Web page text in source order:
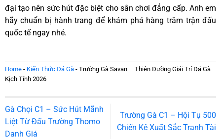
đại tạo nên sức hút đặc biệt cho sân chơi đẳng cấp. Anh em
hãy chuẩn bị hành trang để khám phá hàng trăm trận đấu
quốc tế ngay nhé.
Home- Kiến Thức Đá Gà- Trường Gà Savan – Thiên Đường Giải Trí Đá Gà
Kịch Tính 2026
Gà Chọi C1 – Sức Hút Mãnh
Liệt Từ Đấu Trường Thomo
Danh Giá
Trường Gà C1 – Hội Tụ 500
Chiến Kê Xuất Sắc Tranh Tài